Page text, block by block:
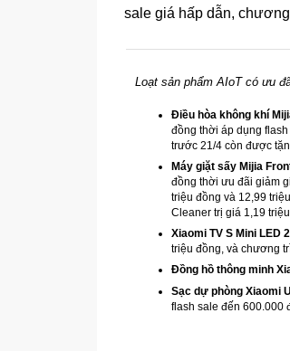
sale giá hấp dẫn,
Loạt sản phẩm AIoT có ưu
Điều hòa không khí
đồng thời áp dụng
trước 21/4 còn được
Máy giặt sấy Mijia
đồng thời ưu đãi giảm
triệu đồng và 12,99
Cleaner trị giá 1,19
Xiaomi TV S Mini LED
triệu đồng, và chương
Đồng hồ thông minh
Sạc dự phòng Xiaomi
flash sale đến 600.000